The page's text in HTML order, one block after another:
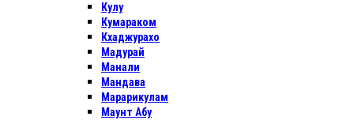
Кулу
Кумараком
Кхаджурахо
Мадурай
Манали
Мандава
Марарикулам
Маунт Абу